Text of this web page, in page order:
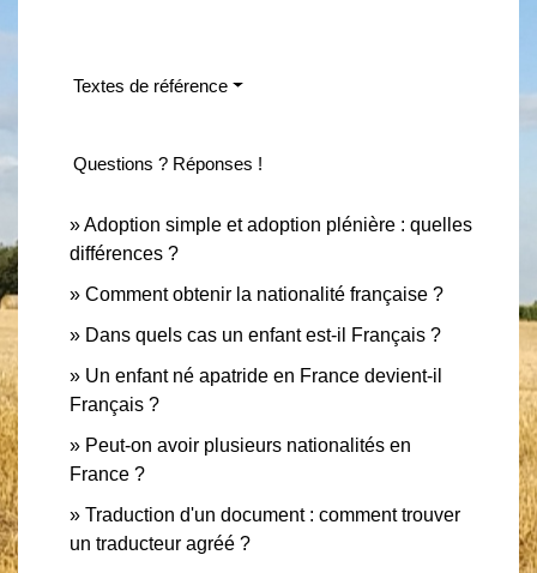
Textes de référence
Questions ? Réponses !
Adoption simple et adoption plénière : quelles
différences ?
Comment obtenir la nationalité française ?
Dans quels cas un enfant est-il Français ?
Un enfant né apatride en France devient-il
Français ?
Peut-on avoir plusieurs nationalités en
France ?
Traduction d'un document : comment trouver
un traducteur agréé ?